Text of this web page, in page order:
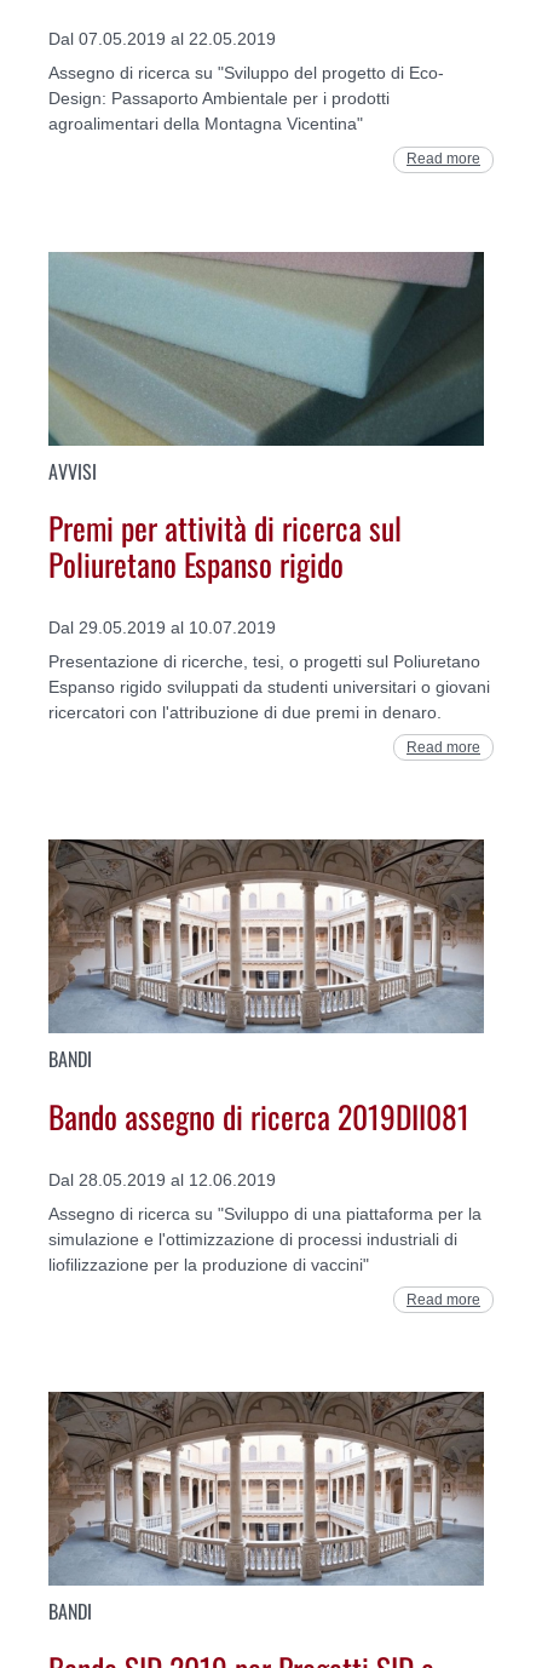
Dal 07.05.2019 al 22.05.2019
Assegno di ricerca su "Sviluppo del progetto di Eco-
Design: Passaporto Ambientale per i prodotti
agroalimentari della Montagna Vicentina"
Read more
AVVISI
Premi per attività di ricerca sul
Poliuretano Espanso rigido
Dal 29.05.2019 al 10.07.2019
Presentazione di ricerche, tesi, o progetti sul Poliuretano
Espanso rigido sviluppati da studenti universitari o giovani
ricercatori con l'attribuzione di due premi in denaro.
Read more
BANDI
Bando assegno di ricerca 2019DII081
Dal 28.05.2019 al 12.06.2019
Assegno di ricerca su "Sviluppo di una piattaforma per la
simulazione e l'ottimizzazione di processi industriali di
liofilizzazione per la produzione di vaccini"
Read more
BANDI